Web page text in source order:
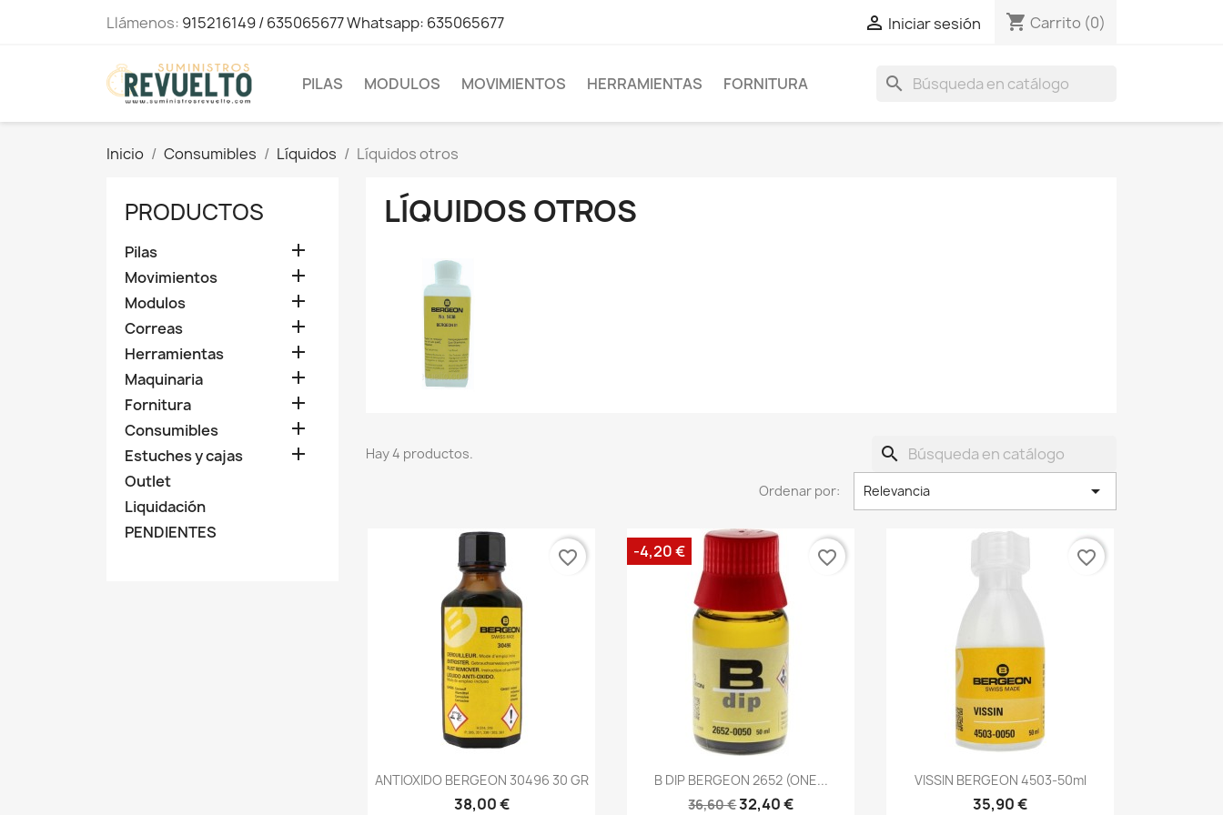
Llámenos: 915216149 / 635065677 Whatsapp: 635065677  Iniciar sesión shopping_cart Carrito (0)
search
PILAS MODULOS MOVIMIENTOS HERRAMIENTAS FORNITURA
Inicio Consumibles Líquidos Líquidos otros
PRODUCTOS
Pilas 
Movimientos 
Modulos 
Correas 
Herramientas 
Maquinaria 
Fornitura 
Consumibles 
Estuches y cajas 
Outlet
Liquidación
PENDIENTES
LÍQUIDOS OTROS
search
Hay 4 productos.
Ordenar por: Relevancia 
ANTIOXIDO BERGEON 30496 30 GR
38,00 €
favorite_border
B DIP BERGEON 2652 (ONE...
36,60 €32,40 €
-4,20 € favorite_border
VISSIN BERGEON 4503-50ml
35,90 €
favorite_border